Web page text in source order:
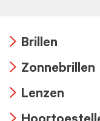
icon
Brillen
icon
Zonnebrillen
Lenzen